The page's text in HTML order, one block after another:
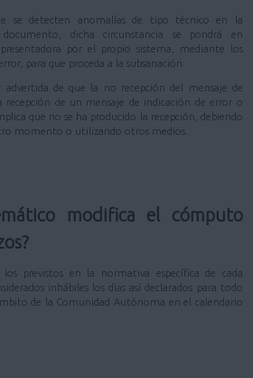
se detecten anomalías de tipo técnico en la
dicha circunstancia se pondrá en
por el propio sistema, mediante los
para que proceda a la subsanación.
advertida de que la no recepción del mensaje de
de un mensaje de indicación de error o
que no se ha producido la recepción, debiendo
momento o utilizando otros medios.
modifica el cómputo
previstos en la normativa específica de cada
inhábiles los días así declarados para todo
de la Comunidad Autónoma en el calendario